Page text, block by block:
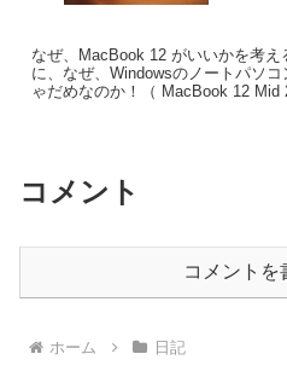
なぜ、MacBook 12 がいいかを考え
に、なぜ、Windowsのノートパソコ
ゃだめなのか！（ MacBook 12 Mid
コメント
コメントを
ホーム 日記